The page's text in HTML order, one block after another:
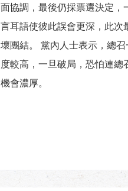
面協調，最後仍採票選決定
言耳語使彼此誤會更深，此
壞團結。 黨內人士表示，總
度較高，一旦破局，恐怕連
機會濃厚。